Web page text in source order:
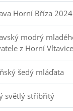
Horní Bříza 2024
modrý
z Horní Vltavice
šedý mláďata
světlý stříbřitý